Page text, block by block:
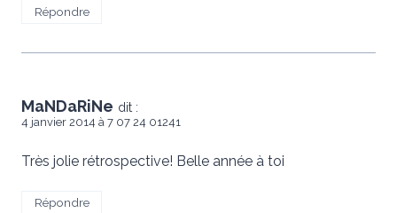
Répondre
MaNDaRiNe dit :
4 janvier 2014 à 7 07 24 01241
Très jolie rétrospective! Belle année à toi
Répondre